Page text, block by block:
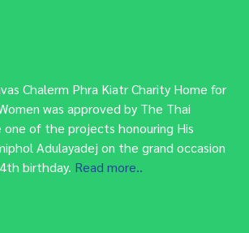
Chalerm Phra Kiatr Charity Home for
was approved by The Thai
of the projects honouring His
Adulayadej on the grand occasion
birthday. Read more..